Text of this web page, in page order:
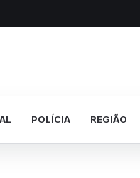
POLÍCIA REGIÃO